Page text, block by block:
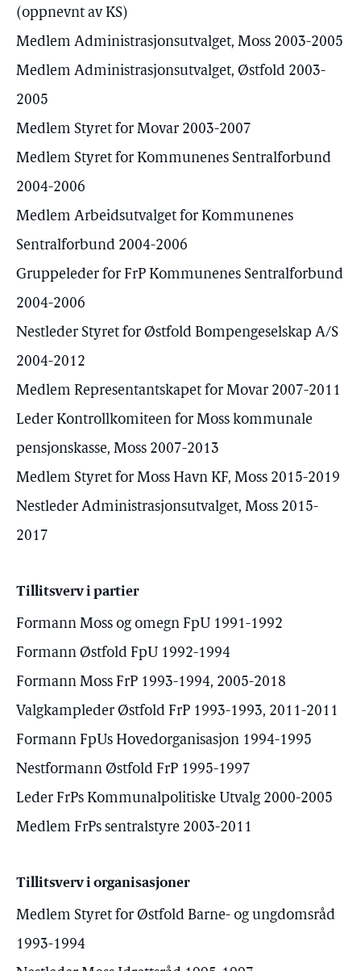
(oppnevnt av KS)
Medlem Administrasjonsutvalget, Moss 2003-2005
Medlem Administrasjonsutvalget, Østfold 2003-
2005
Medlem Styret for Movar 2003-2007
Medlem Styret for Kommunenes Sentralforbund
2004-2006
Medlem Arbeidsutvalget for Kommunenes
Sentralforbund 2004-2006
Gruppeleder for FrP Kommunenes Sentralforbund
2004-2006
Nestleder Styret for Østfold Bompengeselskap A/S
2004-2012
Medlem Representantskapet for Movar 2007-2011
Leder Kontrollkomiteen for Moss kommunale
pensjonskasse, Moss 2007-2013
Medlem Styret for Moss Havn KF, Moss 2015-2019
Nestleder Administrasjonsutvalget, Moss 2015-
2017
Tillitsverv i partier
Formann Moss og omegn FpU 1991-1992
Formann Østfold FpU 1992-1994
Formann Moss FrP 1993-1994, 2005-2018
Valgkampleder Østfold FrP 1993-1993, 2011-2011
Formann FpUs Hovedorganisasjon 1994-1995
Nestformann Østfold FrP 1995-1997
Leder FrPs Kommunalpolitiske Utvalg 2000-2005
Medlem FrPs sentralstyre 2003-2011
Tillitsverv i organisasjoner
Medlem Styret for Østfold Barne- og ungdomsråd
1993-1994